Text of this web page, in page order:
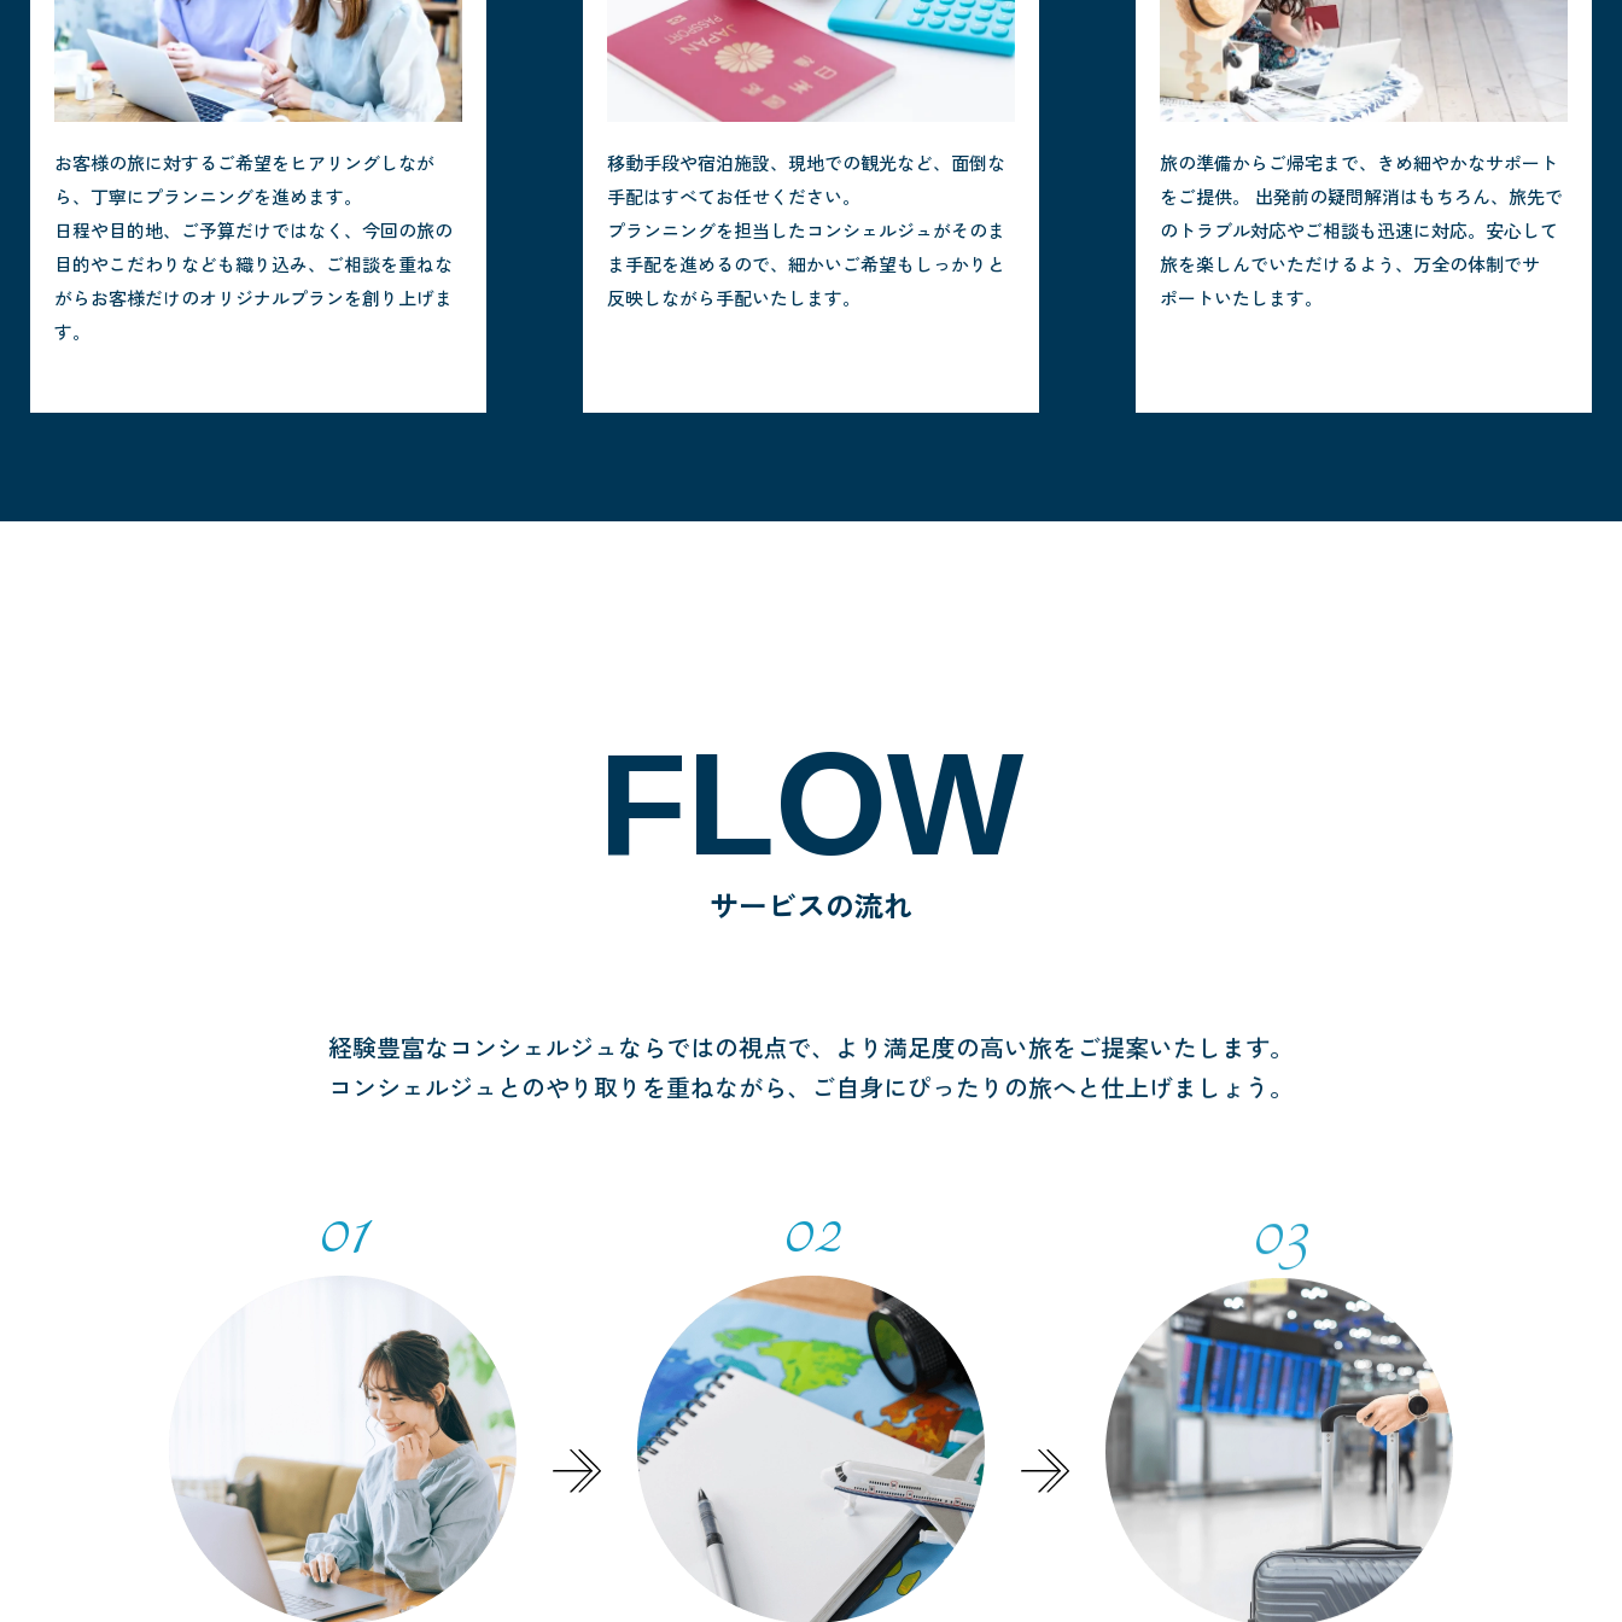
お客様の旅に対するご希望をヒアリングしなが
ら、丁寧にプランニングを進めます。
日程や目的地、ご予算だけではなく、今回の旅の
目的やこだわりなども織り込み、ご相談を重ねな
がらお客様だけのオリジナルプランを創り上げま
す。
移動手段や宿泊施設、現地での観光など、面倒な
手配はすべてお任せください。
プランニングを担当したコンシェルジュがそのま
ま手配を進めるので、細かいご希望もしっかりと
反映しながら手配いたします。
旅の準備からご帰宅まで、きめ細やかなサポート
をご提供。 出発前の疑問解消はもちろん、旅先で
のトラブル対応やご相談も迅速に対応。安心して
旅を楽しんでいただけるよう、万全の体制でサ
ポートいたします。
FLOW
サービスの流れ
経験豊富なコンシェルジュならではの視点で、 より満足度の高い旅をご提案いたします。
コンシェルジュとのやり取りを重ねながら、
ご自身にぴったりの旅へと仕上げましょう。
01 02 03